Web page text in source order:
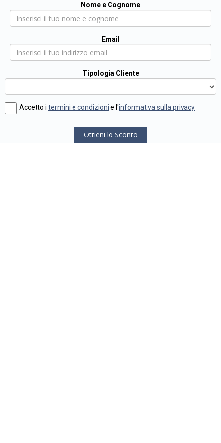
Nome e Cognome
Email
Tipologia Cliente
Accetto i termini e condizioni e l'informativa sulla privacy
Ottieni lo Sconto